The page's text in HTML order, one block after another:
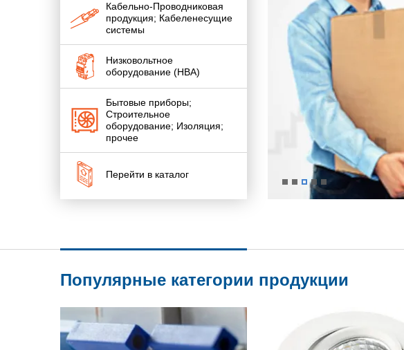
Кабельно-Проводниковая
продукция; Кабеленесущие
системы
Низковольтное
оборудование (НВА)
Бытовые приборы;
Строительное
оборудование; Изоляция;
прочее
Перейти в каталог
Популярные категории продукции